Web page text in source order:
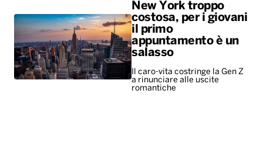
New York troppo
costosa, per i giovani
il primo
appuntamento è un
salasso
Il caro-vita costringe la Gen Z
a rinunciare alle uscite
romantiche